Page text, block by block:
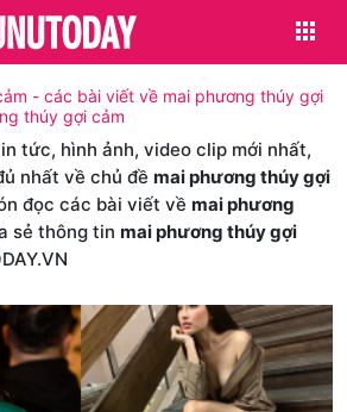
- các bài viết về mai phương thúy gợi
thúy gợi cảm
tức, hình ảnh, video clip mới nhất,
nhất về chủ đề mai phương thúy gợi
đọc các bài viết về mai phương
sẻ thông tin mai phương thúy gợi